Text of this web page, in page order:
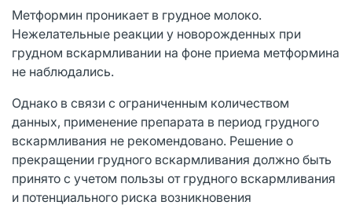
Метформин проникает в грудное молоко.
Нежелательные реакции у новорожденных при
грудном вскармливании на фоне приема метформина
не наблюдались.
Однако в связи с ограниченным количеством
данных, применение препарата в период грудного
вскармливания не рекомендовано. Решение о
прекращении грудного вскармливания должно быть
принято с учетом пользы от грудного вскармливания
и потенциального риска возникновения